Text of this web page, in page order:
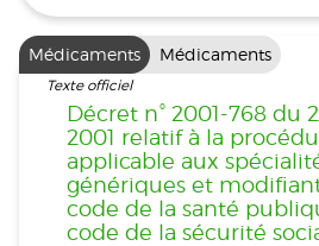
Médicaments Médicaments
Texte officiel
Décret n° 2001-768 du
2001 relatif à la
applicable aux
génériques et
code de la santé
code de la sécurité